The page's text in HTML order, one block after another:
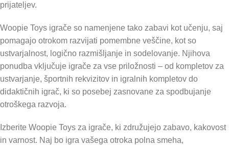
prijateljev.
Woopie Toys igrače so namenjene tako zabavi kot učenju, saj
pomagajo otrokom razvijati pomembne veščine, kot so
ustvarjalnost, logično razmišljanje in sodelovanje. Njihova
ponudba vključuje igrače za vse priložnosti – od kompletov za
ustvarjanje, športnih rekvizitov in igralnih kompletov do
didaktičnih igrač, ki so posebej zasnovane za spodbujanje
otroškega razvoja.
Izberite Woopie Toys za igrače, ki združujejo zabavo, kakovost
in varnost. Naj bo igra vašega otroka polna smeha,